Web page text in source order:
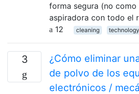
forma segura (no como
aspiradora con todo el
12
cleaning technology
3
¿Cómo eliminar
de polvo de los
electrónicos /